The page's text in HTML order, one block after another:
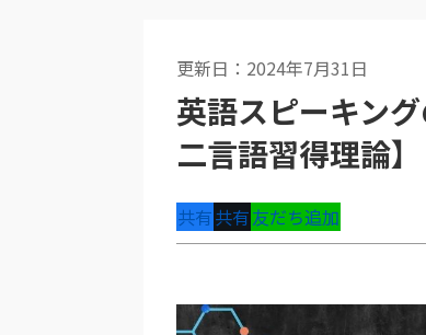
更新日：2024年7月31日
英語スピーキン
二言語習得理論】
共有共有友だち追加